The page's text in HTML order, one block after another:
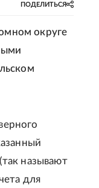
ПОДЕЛИТЬСЯ
округе
называют
для